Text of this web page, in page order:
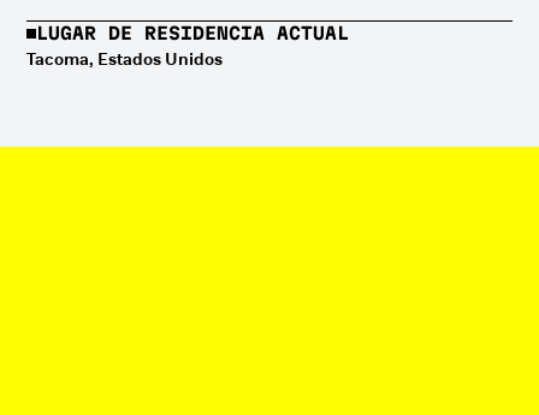
LUGAR DE RESIDENCIA ACTUAL
Tacoma, Estados Unidos